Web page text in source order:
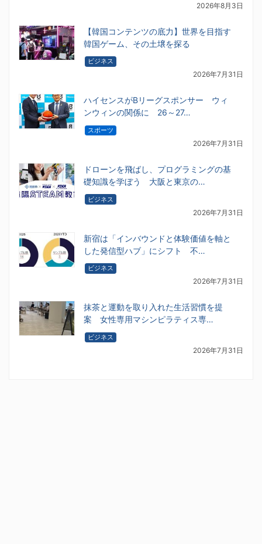
2026年8月3日
【韓国コンテンツの底力】世界を目指す
韓国ゲーム、その土壌を探る
ビジネス
2026年7月31日
ハイセンスがBリーグスポンサー ウィ
ンウィンの関係に 26～27…
スポーツ
2026年7月31日
ドローンを飛ばし、プログラミングの基
礎知識を学ぼう 大阪と東京の…
ビジネス
2026年7月31日
新宿は「インバウンドと体験価値を軸と
した発信型ハブ」にシフト 不…
ビジネス
2026年7月31日
抹茶と運動を取り入れた生活習慣を提
案 女性専用マシンピラティス専…
ビジネス
2026年7月31日